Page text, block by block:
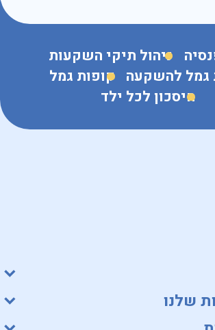
ניהול תיקי השקעות
גמל להשקעה קופות גמל
חיסכון לכל ילד
שלנו